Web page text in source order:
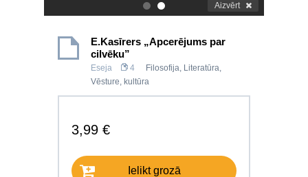
. Aizvērt
E.Kasīrers „Apcerējums par
cilvēku”
Eseja 4 Filosofija, Literatūra,
Vēsture, kultūra
3,99 €
Ielikt grozā